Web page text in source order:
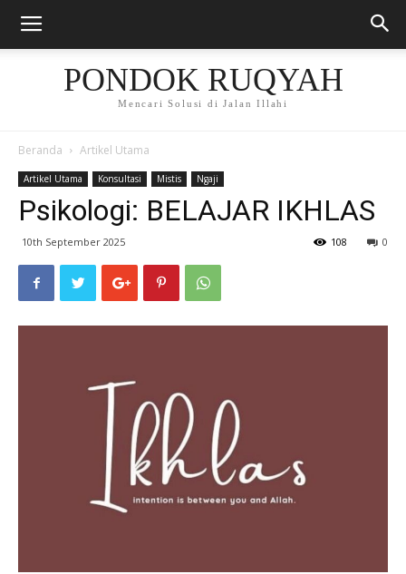
PONDOK RUQYAH
Mencari Solusi di Jalan Illahi
Beranda Artikel Utama
Artikel Utama Konsultasi Mistis Ngaji
Psikologi: BELAJAR IKHLAS
10th September 2025 0
108